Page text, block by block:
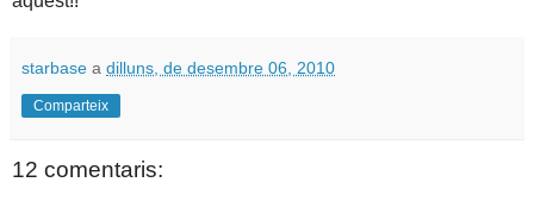
starbase a dilluns, de desembre 06, 2010
Comparteix
12 comentaris: